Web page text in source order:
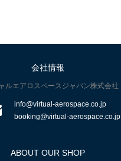
会社情報
ルエアロスペースジャパン株式会社
info@virtual-aerospace.co.jp
booking@virtual-aerospace.co.jp
ABOUT OUR SHOP